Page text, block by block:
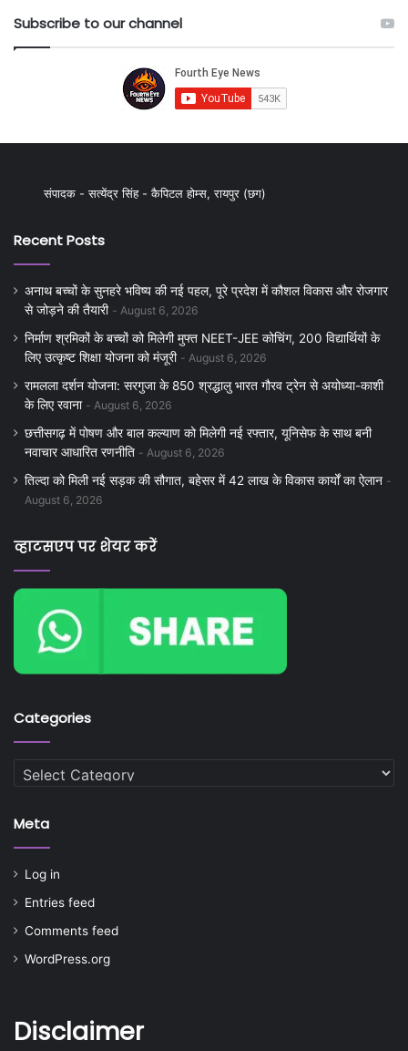
Subscribe to our channel
संपादक - सत्येंद्र सिंह - कैपिटल होम्स, रायपुर (छग)
Recent Posts
अनाथ बच्चों के सुनहरे भविष्य की नई पहल, पूरे प्रदेश में कौशल विकास और रोजगार
से जोड़ने की तैयारी
August 6, 2026
निर्माण श्रमिकों के बच्चों को मिलेगी मुफ्त NEET-JEE कोचिंग, 200 विद्यार्थियों के
लिए उत्कृष्ट शिक्षा योजना को मंजूरी
August 6, 2026
रामलला दर्शन योजना: सरगुजा के 850 श्रद्धालु भारत गौरव ट्रेन से अयोध्या-काशी
के लिए रवाना
August 6, 2026
छत्तीसगढ़ में पोषण और बाल कल्याण को मिलेगी नई रफ्तार, यूनिसेफ के साथ बनी
नवाचार आधारित रणनीति
August 6, 2026
तिल्दा को मिली नई सड़क की सौगात, बहेसर में 42 लाख के विकास कार्यों का ऐलान
August 6, 2026
व्हाटसएप पर शेयर करें
Categories
Categories
Meta
Log in
Entries feed
Comments feed
WordPress.org
Disclaimer